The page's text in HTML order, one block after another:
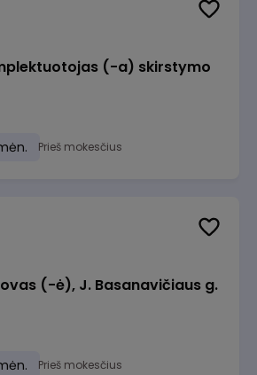
(-a) skirstymo
Prieš mokesčius
(-ė), J. Basanavičiaus g.
Prieš mokesčius